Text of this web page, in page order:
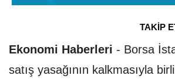
TAKİP
Ekonomi Haberleri - Borsa
satış yasağının kalkmasıyla